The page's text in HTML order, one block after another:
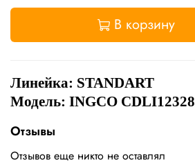
В корзину
Линейка: STANDART
Модель: INGCO CDLI12328
Отзывы
Отзывов еще никто не оставлял